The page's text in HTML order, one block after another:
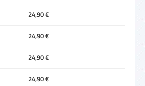
24,90 €
24,90 €
24,90 €
24,90 €